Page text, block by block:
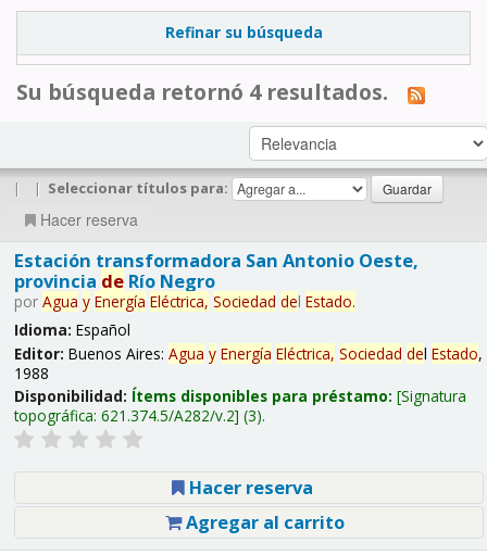
Refinar su búsqueda
Su búsqueda retornó 4 resultados.
| | Seleccionar títulos para:
Hacer reserva
Estación transformadora San Antonio Oeste,
provincia deRío Negro
por Agua y Energía Eléctrica, Sociedad del Estado.
Idioma: Español
Editor: Buenos Aires: Agua y Energía Eléctrica, Sociedad del Estado,
1988
Disponibilidad: Ítems disponibles para préstamo: Signatura
topográfica: 621.374.5/A282/v.2 (3).
Hacer reserva
Agregar al carrito